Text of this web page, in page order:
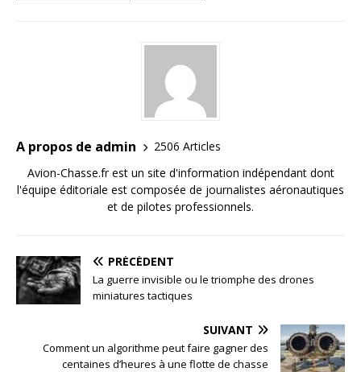
A propos de admin
2506 Articles
Avion-Chasse.fr est un site d'information indépendant dont
l'équipe éditoriale est composée de journalistes aéronautiques
et de pilotes professionnels.
PRÉCÉDENT
La guerre invisible ou le triomphe des drones
miniatures tactiques
SUIVANT
Comment un algorithme peut faire gagner des
centaines d’heures à une flotte de chasse